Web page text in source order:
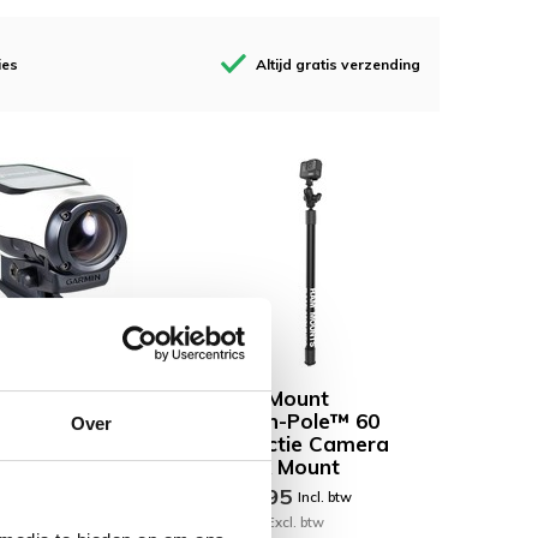
Over
Altijd gratis verzending
VIRB™
RAM Mount
Tough-Pole™ 60
cm Actie Camera
Track Mount
€ 89,95 Incl. btw
€ 74,34 Excl. btw